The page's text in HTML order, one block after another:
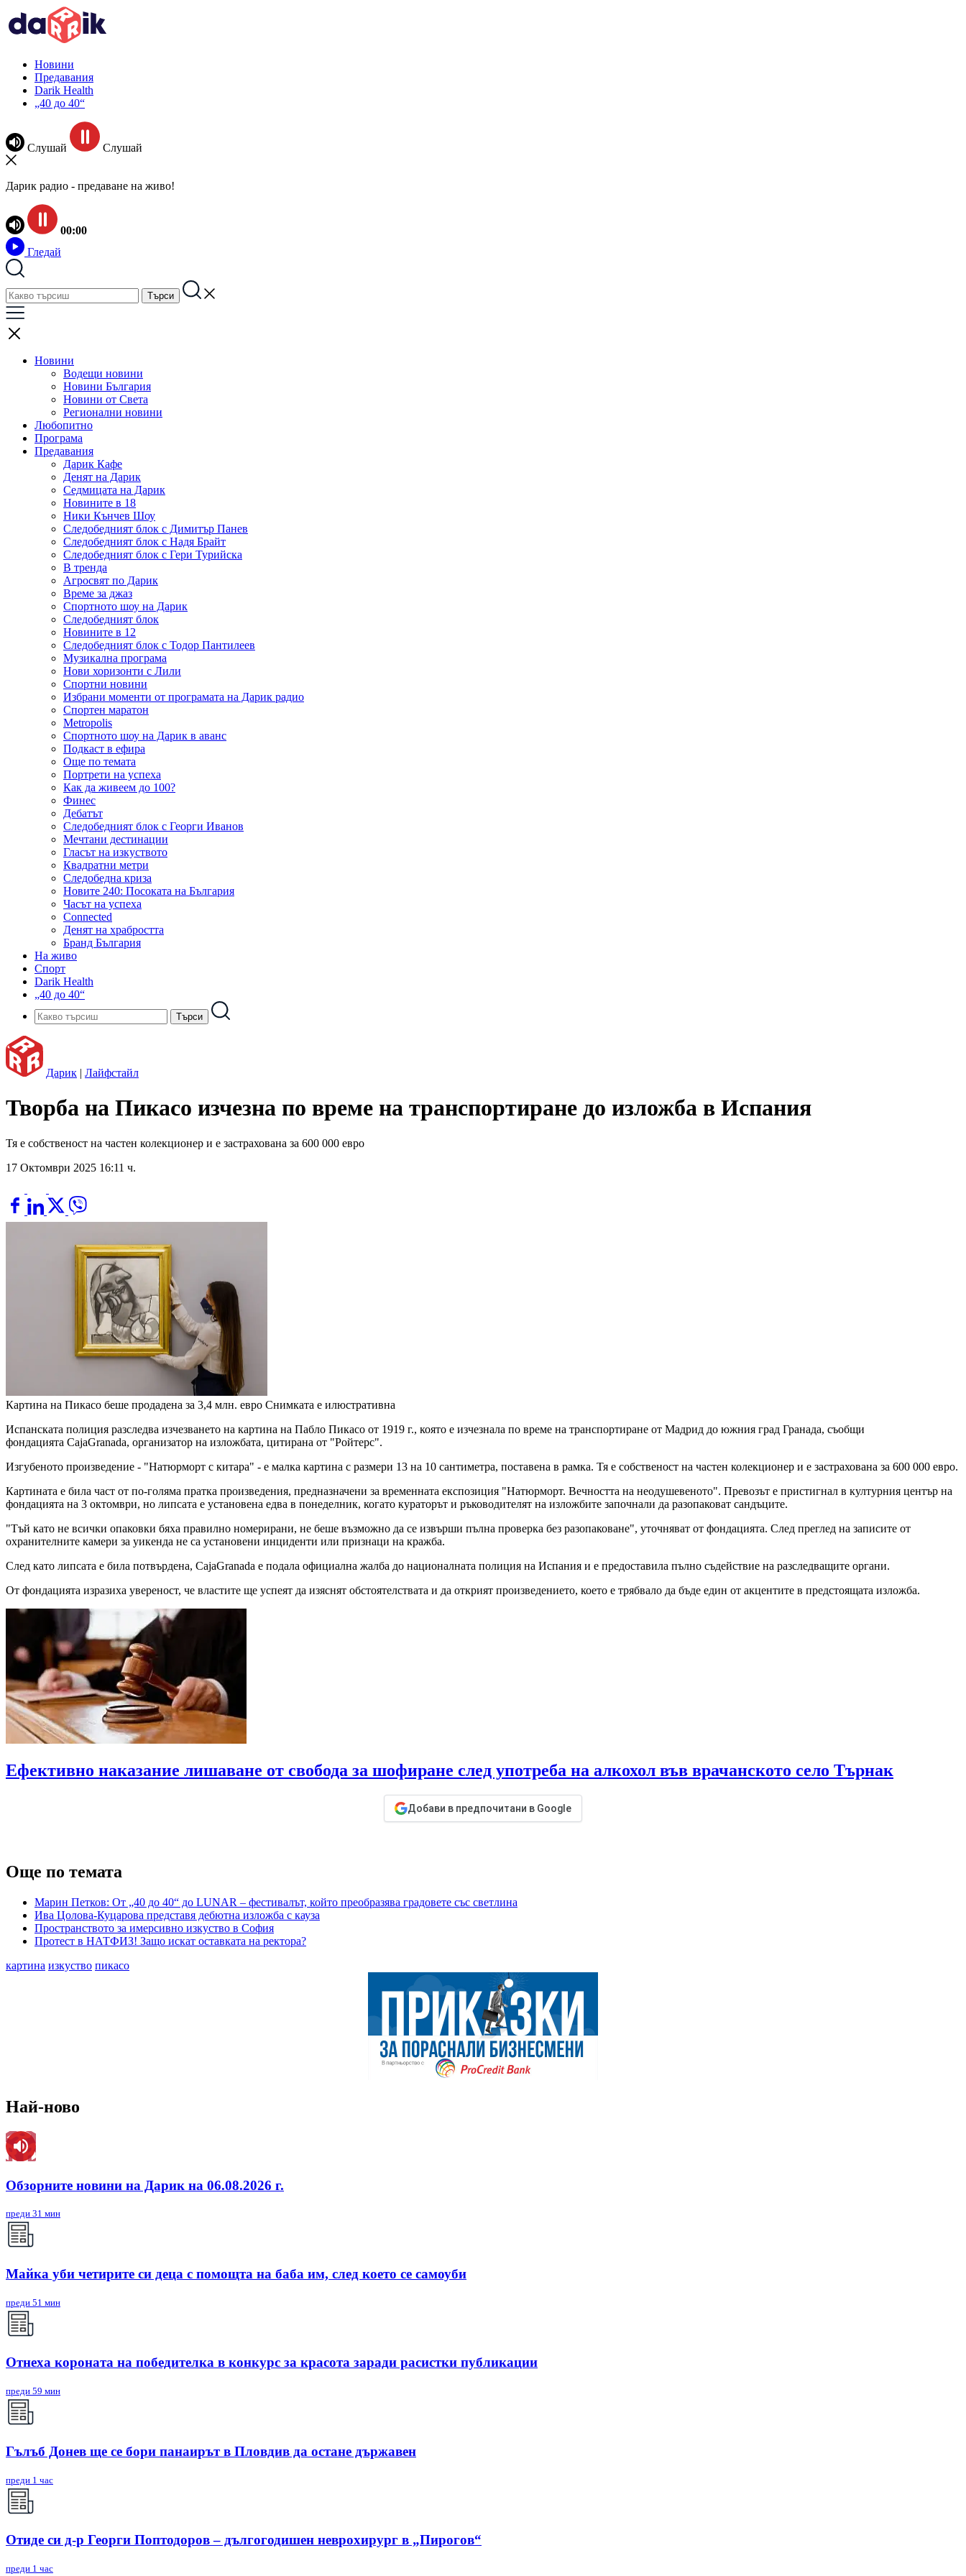
Новини
Предавания
Darik Health
„40 до 40“
Слушай Слушай
Дарик радио - предаване на живо!
00:00
Гледай
Новини
Водещи новини
Новини България
Новини от Света
Регионални новини
Любопитно
Програма
Предавания
Дарик Кафе
Денят на Дарик
Седмицата на Дарик
Новините в 18
Ники Кънчев Шоу
Следобедният блок с Димитър Панев
Следобедният блок с Надя Брайт
Следобедният блок с Гери Турийска
В тренда
Агросвят по Дарик
Време за джаз
Спортното шоу на Дарик
Следобедният блок
Новините в 12
Следобедният блок с Тодор Пантилеев
Музикална програма
Нови хоризонти с Лили
Спортни новини
Избрани моменти от програмата на Дарик радио
Спортен маратон
Metropolis
Спортното шоу на Дарик в аванс
Подкаст в ефира
Още по темата
Портрети на успеха
Как да живеем до 100?
Финес
Дебатът
Следобедният блок с Георги Иванов
Мечтани дестинации
Гласът на изкуството
Квадратни метри
Следобедна криза
Новите 240: Посоката на България
Часът на успеха
Connected
Денят на храбростта
Бранд България
На живо
Спорт
Darik Health
„40 до 40“
Дарик | Лайфстайл
Творба на Пикасо изчезна по време на транспортиране до изложба в Испания
Тя е собственост на частен колекционер и е застрахована за 600 000 евро
17 Октомври 2025 16:11 ч.
Картина на Пикасо беше продадена за 3,4 млн. евро Снимката е илюстративна
Испанската полиция разследва изчезването на картина на Пабло Пикасо от 1919 г., която е изчезнала по време на транспортиране от Мадрид до южния град Гранада, съобщи
фондацията CajaGranada, организатор на изложбата, цитирана от "Ройтерс".
Изгубеното произведение - "Натюрморт с китара" - е малка картина с размери 13 на 10 сантиметра, поставена в рамка. Тя е собственост на частен колекционер и е застрахована за 600 000 евро.
Картината е била част от по-голяма пратка произведения, предназначени за временната експозиция "Натюрморт. Вечността на неодушевеното". Превозът е пристигнал в културния център на
фондацията на 3 октомври, но липсата е установена едва в понеделник, когато кураторът и ръководителят на изложбите започнали да разопаковат сандъците.
"Тъй като не всички опаковки бяха правилно номерирани, не беше възможно да се извърши пълна проверка без разопаковане", уточняват от фондацията. След преглед на записите от
охранителните камери за уикенда не са установени инциденти или признаци на кражба.
След като липсата е била потвърдена, CajaGranada е подала официална жалба до националната полиция на Испания и е предоставила пълно съдействие на разследващите органи.
От фондацията изразиха увереност, че властите ще успеят да изяснят обстоятелствата и да открият произведението, което е трябвало да бъде един от акцентите в предстоящата изложба.
Eфективно наказание лишаване от свобода за шофиране след употреба на алкохол във врачанското село Търнак
Добави в предпочитани в Google
Още по темата
Марин Петков: От „40 до 40“ до LUNAR – фестивалът, който преобразява градовете със светлина
Ива Цолова-Куцарова представя дебютна изложба с кауза
Пространството за имерсивно изкуство в София
Протест в НАТФИЗ! Защо искат оставката на ректора?
картина изкуство пикасо
Най-ново
Обзорните новини на Дарик на 06.08.2026 г.
преди 31 мин
Майка уби четирите си деца с помощта на баба им, след което се самоуби
преди 51 мин
Отнеха короната на победителка в конкурс за красота заради расистки публикации
преди 59 мин
Гълъб Донев ще се бори панаирът в Пловдив да остане държавен
преди 1 час
Отиде си д-р Георги Поптодоров – дългогодишен неврохирург в „Пирогов“
преди 1 час